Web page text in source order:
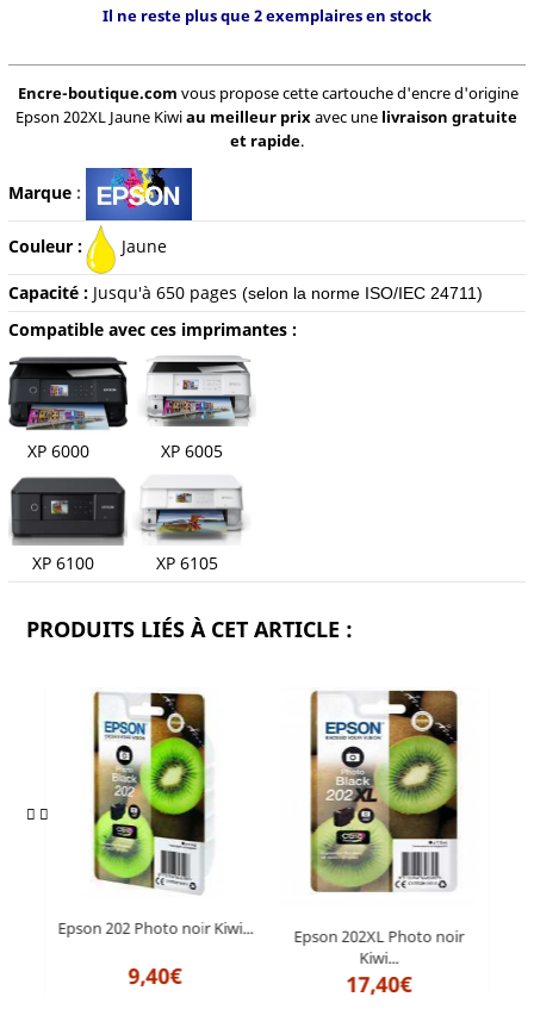
Il ne reste plus que 2 exemplaires en stock
Encre-boutique.com vous propose cette cartouche d'encre d'origine
Epson 202XL Jaune Kiwiau meilleur prixavec une livraison gratuite
et rapide.
Marque:
Couleur : Jaune
Capacité :Jusqu'à 650 pages (selon la norme ISO/IEC 24711)
Compatible avec ces imprimantes :
XP 6000 XP 6005
XP 6100 XP 6105
PRODUITS LIÉS À CET ARTICLE :
Epson 202 Photo noir Kiwi...
9,40€
Epson 202XL Photo noir
Kiwi...
17,40€